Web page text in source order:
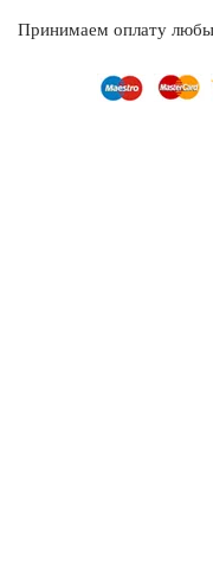
Принимаем оплату